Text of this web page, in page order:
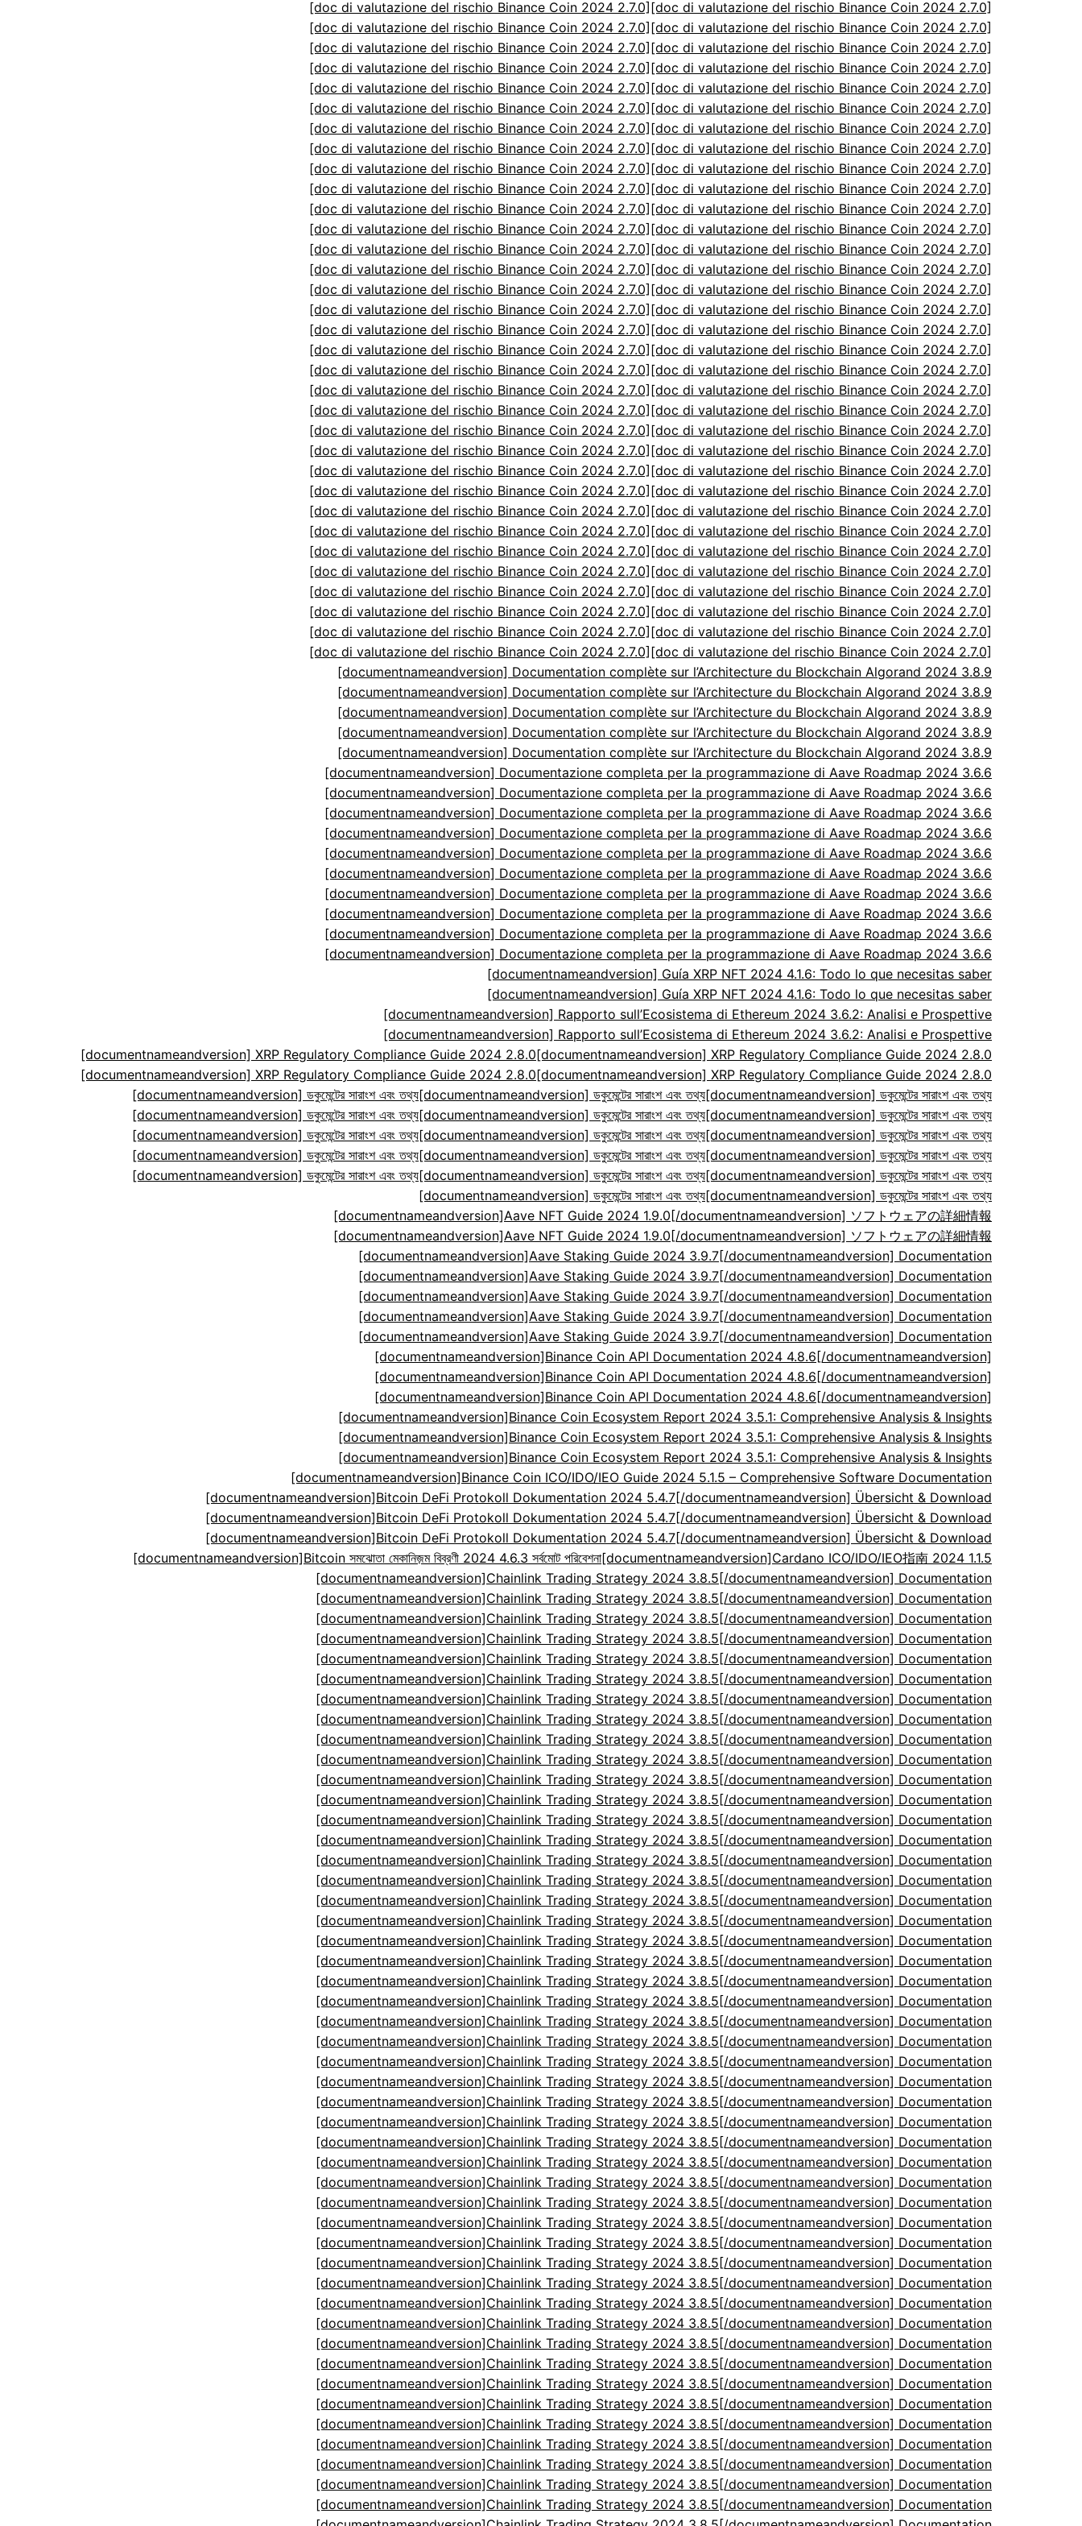
[doc di valutazione del rischio Binance Coin 2024 2.7.0] [doc di valutazione del rischio Binance Coin 2024 2.7.0]
[doc di valutazione del rischio Binance Coin 2024 2.7.0] [doc di valutazione del rischio Binance Coin 2024 2.7.0]
[doc di valutazione del rischio Binance Coin 2024 2.7.0] [doc di valutazione del rischio Binance Coin 2024 2.7.0]
[doc di valutazione del rischio Binance Coin 2024 2.7.0] [doc di valutazione del rischio Binance Coin 2024 2.7.0]
[doc di valutazione del rischio Binance Coin 2024 2.7.0] [doc di valutazione del rischio Binance Coin 2024 2.7.0]
[doc di valutazione del rischio Binance Coin 2024 2.7.0] [doc di valutazione del rischio Binance Coin 2024 2.7.0]
[doc di valutazione del rischio Binance Coin 2024 2.7.0] [doc di valutazione del rischio Binance Coin 2024 2.7.0]
[doc di valutazione del rischio Binance Coin 2024 2.7.0] [doc di valutazione del rischio Binance Coin 2024 2.7.0]
[doc di valutazione del rischio Binance Coin 2024 2.7.0] [doc di valutazione del rischio Binance Coin 2024 2.7.0]
[doc di valutazione del rischio Binance Coin 2024 2.7.0] [doc di valutazione del rischio Binance Coin 2024 2.7.0]
[doc di valutazione del rischio Binance Coin 2024 2.7.0] [doc di valutazione del rischio Binance Coin 2024 2.7.0]
[doc di valutazione del rischio Binance Coin 2024 2.7.0] [doc di valutazione del rischio Binance Coin 2024 2.7.0]
[doc di valutazione del rischio Binance Coin 2024 2.7.0] [doc di valutazione del rischio Binance Coin 2024 2.7.0]
[doc di valutazione del rischio Binance Coin 2024 2.7.0] [doc di valutazione del rischio Binance Coin 2024 2.7.0]
[doc di valutazione del rischio Binance Coin 2024 2.7.0] [doc di valutazione del rischio Binance Coin 2024 2.7.0]
[doc di valutazione del rischio Binance Coin 2024 2.7.0] [doc di valutazione del rischio Binance Coin 2024 2.7.0]
[doc di valutazione del rischio Binance Coin 2024 2.7.0] [doc di valutazione del rischio Binance Coin 2024 2.7.0]
[doc di valutazione del rischio Binance Coin 2024 2.7.0] [doc di valutazione del rischio Binance Coin 2024 2.7.0]
[doc di valutazione del rischio Binance Coin 2024 2.7.0] [doc di valutazione del rischio Binance Coin 2024 2.7.0]
[doc di valutazione del rischio Binance Coin 2024 2.7.0] [doc di valutazione del rischio Binance Coin 2024 2.7.0]
[doc di valutazione del rischio Binance Coin 2024 2.7.0] [doc di valutazione del rischio Binance Coin 2024 2.7.0]
[doc di valutazione del rischio Binance Coin 2024 2.7.0] [doc di valutazione del rischio Binance Coin 2024 2.7.0]
[doc di valutazione del rischio Binance Coin 2024 2.7.0] [doc di valutazione del rischio Binance Coin 2024 2.7.0]
[doc di valutazione del rischio Binance Coin 2024 2.7.0] [doc di valutazione del rischio Binance Coin 2024 2.7.0]
[doc di valutazione del rischio Binance Coin 2024 2.7.0] [doc di valutazione del rischio Binance Coin 2024 2.7.0]
[doc di valutazione del rischio Binance Coin 2024 2.7.0] [doc di valutazione del rischio Binance Coin 2024 2.7.0]
[doc di valutazione del rischio Binance Coin 2024 2.7.0] [doc di valutazione del rischio Binance Coin 2024 2.7.0]
[doc di valutazione del rischio Binance Coin 2024 2.7.0] [doc di valutazione del rischio Binance Coin 2024 2.7.0]
[doc di valutazione del rischio Binance Coin 2024 2.7.0] [doc di valutazione del rischio Binance Coin 2024 2.7.0]
[doc di valutazione del rischio Binance Coin 2024 2.7.0] [doc di valutazione del rischio Binance Coin 2024 2.7.0]
[doc di valutazione del rischio Binance Coin 2024 2.7.0] [doc di valutazione del rischio Binance Coin 2024 2.7.0]
[doc di valutazione del rischio Binance Coin 2024 2.7.0] [doc di valutazione del rischio Binance Coin 2024 2.7.0]
[doc di valutazione del rischio Binance Coin 2024 2.7.0] [doc di valutazione del rischio Binance Coin 2024 2.7.0]
[documentnameandversion] Documentation complète sur l’Architecture du Blockchain Algorand 2024 3.8.9
[documentnameandversion] Documentation complète sur l’Architecture du Blockchain Algorand 2024 3.8.9
[documentnameandversion] Documentation complète sur l’Architecture du Blockchain Algorand 2024 3.8.9
[documentnameandversion] Documentation complète sur l’Architecture du Blockchain Algorand 2024 3.8.9
[documentnameandversion] Documentation complète sur l’Architecture du Blockchain Algorand 2024 3.8.9
[documentnameandversion] Documentazione completa per la programmazione di Aave Roadmap 2024 3.6.6
[documentnameandversion] Documentazione completa per la programmazione di Aave Roadmap 2024 3.6.6
[documentnameandversion] Documentazione completa per la programmazione di Aave Roadmap 2024 3.6.6
[documentnameandversion] Documentazione completa per la programmazione di Aave Roadmap 2024 3.6.6
[documentnameandversion] Documentazione completa per la programmazione di Aave Roadmap 2024 3.6.6
[documentnameandversion] Documentazione completa per la programmazione di Aave Roadmap 2024 3.6.6
[documentnameandversion] Documentazione completa per la programmazione di Aave Roadmap 2024 3.6.6
[documentnameandversion] Documentazione completa per la programmazione di Aave Roadmap 2024 3.6.6
[documentnameandversion] Documentazione completa per la programmazione di Aave Roadmap 2024 3.6.6
[documentnameandversion] Documentazione completa per la programmazione di Aave Roadmap 2024 3.6.6
[documentnameandversion] Guía XRP NFT 2024 4.1.6: Todo lo que necesitas saber
[documentnameandversion] Guía XRP NFT 2024 4.1.6: Todo lo que necesitas saber
[documentnameandversion] Rapporto sull’Ecosistema di Ethereum 2024 3.6.2: Analisi e Prospettive
[documentnameandversion] Rapporto sull’Ecosistema di Ethereum 2024 3.6.2: Analisi e Prospettive
[documentnameandversion] XRP Regulatory Compliance Guide 2024 2.8.0[documentnameandversion] XRP Regulatory Compliance Guide 2024 2.8.0
[documentnameandversion] XRP Regulatory Compliance Guide 2024 2.8.0[documentnameandversion] XRP Regulatory Compliance Guide 2024 2.8.0
[documentnameandversion] ডকুমেন্টের সারাংশ এবং তথ্য[documentnameandversion] ডকুমেন্টের সারাংশ এবং তথ্য[documentnameandversion] ডকুমেন্টের সারাংশ এবং তথ্য
[documentnameandversion] ডকুমেন্টের সারাংশ এবং তথ্য[documentnameandversion] ডকুমেন্টের সারাংশ এবং তথ্য[documentnameandversion] ডকুমেন্টের সারাংশ এবং তথ্য
[documentnameandversion] ডকুমেন্টের সারাংশ এবং তথ্য[documentnameandversion] ডকুমেন্টের সারাংশ এবং তথ্য[documentnameandversion] ডকুমেন্টের সারাংশ এবং তথ্য
[documentnameandversion] ডকুমেন্টের সারাংশ এবং তথ্য[documentnameandversion] ডকুমেন্টের সারাংশ এবং তথ্য[documentnameandversion] ডকুমেন্টের সারাংশ এবং তথ্য
[documentnameandversion] ডকুমেন্টের সারাংশ এবং তথ্য[documentnameandversion] ডকুমেন্টের সারাংশ এবং তথ্য[documentnameandversion] ডকুমেন্টের সারাংশ এবং তথ্য
[documentnameandversion] ডকুমেন্টের সারাংশ এবং তথ্য[documentnameandversion] ডকুমেন্টের সারাংশ এবং তথ্য
[documentnameandversion]Aave NFT Guide 2024 1.9.0[/documentnameandversion] ソフトウェアの詳細情報
[documentnameandversion]Aave NFT Guide 2024 1.9.0[/documentnameandversion] ソフトウェアの詳細情報
[documentnameandversion]Aave Staking Guide 2024 3.9.7[/documentnameandversion] Documentation
[documentnameandversion]Aave Staking Guide 2024 3.9.7[/documentnameandversion] Documentation
[documentnameandversion]Aave Staking Guide 2024 3.9.7[/documentnameandversion] Documentation
[documentnameandversion]Aave Staking Guide 2024 3.9.7[/documentnameandversion] Documentation
[documentnameandversion]Aave Staking Guide 2024 3.9.7[/documentnameandversion] Documentation
[documentnameandversion]Binance Coin API Documentation 2024 4.8.6[/documentnameandversion]
[documentnameandversion]Binance Coin API Documentation 2024 4.8.6[/documentnameandversion]
[documentnameandversion]Binance Coin API Documentation 2024 4.8.6[/documentnameandversion]
[documentnameandversion]Binance Coin Ecosystem Report 2024 3.5.1: Comprehensive Analysis & Insights
[documentnameandversion]Binance Coin Ecosystem Report 2024 3.5.1: Comprehensive Analysis & Insights
[documentnameandversion]Binance Coin Ecosystem Report 2024 3.5.1: Comprehensive Analysis & Insights
[documentnameandversion]Binance Coin ICO/IDO/IEO Guide 2024 5.1.5 – Comprehensive Software Documentation
[documentnameandversion]Bitcoin DeFi Protokoll Dokumentation 2024 5.4.7[/documentnameandversion] Übersicht & Download
[documentnameandversion]Bitcoin DeFi Protokoll Dokumentation 2024 5.4.7[/documentnameandversion] Übersicht & Download
[documentnameandversion]Bitcoin DeFi Protokoll Dokumentation 2024 5.4.7[/documentnameandversion] Übersicht & Download
[documentnameandversion]Bitcoin সমঝোতা মেকানিজ়ম বিব্রণী 2024 4.6.3 সর্বমোট পরিবেশনা[documentnameandversion]Cardano ICO/IDO/IEO指南 2024 1.1.5
[documentnameandversion]Chainlink Trading Strategy 2024 3.8.5[/documentnameandversion] Documentation
[documentnameandversion]Chainlink Trading Strategy 2024 3.8.5[/documentnameandversion] Documentation
[documentnameandversion]Chainlink Trading Strategy 2024 3.8.5[/documentnameandversion] Documentation
[documentnameandversion]Chainlink Trading Strategy 2024 3.8.5[/documentnameandversion] Documentation
[documentnameandversion]Chainlink Trading Strategy 2024 3.8.5[/documentnameandversion] Documentation
[documentnameandversion]Chainlink Trading Strategy 2024 3.8.5[/documentnameandversion] Documentation
[documentnameandversion]Chainlink Trading Strategy 2024 3.8.5[/documentnameandversion] Documentation
[documentnameandversion]Chainlink Trading Strategy 2024 3.8.5[/documentnameandversion] Documentation
[documentnameandversion]Chainlink Trading Strategy 2024 3.8.5[/documentnameandversion] Documentation
[documentnameandversion]Chainlink Trading Strategy 2024 3.8.5[/documentnameandversion] Documentation
[documentnameandversion]Chainlink Trading Strategy 2024 3.8.5[/documentnameandversion] Documentation
[documentnameandversion]Chainlink Trading Strategy 2024 3.8.5[/documentnameandversion] Documentation
[documentnameandversion]Chainlink Trading Strategy 2024 3.8.5[/documentnameandversion] Documentation
[documentnameandversion]Chainlink Trading Strategy 2024 3.8.5[/documentnameandversion] Documentation
[documentnameandversion]Chainlink Trading Strategy 2024 3.8.5[/documentnameandversion] Documentation
[documentnameandversion]Chainlink Trading Strategy 2024 3.8.5[/documentnameandversion] Documentation
[documentnameandversion]Chainlink Trading Strategy 2024 3.8.5[/documentnameandversion] Documentation
[documentnameandversion]Chainlink Trading Strategy 2024 3.8.5[/documentnameandversion] Documentation
[documentnameandversion]Chainlink Trading Strategy 2024 3.8.5[/documentnameandversion] Documentation
[documentnameandversion]Chainlink Trading Strategy 2024 3.8.5[/documentnameandversion] Documentation
[documentnameandversion]Chainlink Trading Strategy 2024 3.8.5[/documentnameandversion] Documentation
[documentnameandversion]Chainlink Trading Strategy 2024 3.8.5[/documentnameandversion] Documentation
[documentnameandversion]Chainlink Trading Strategy 2024 3.8.5[/documentnameandversion] Documentation
[documentnameandversion]Chainlink Trading Strategy 2024 3.8.5[/documentnameandversion] Documentation
[documentnameandversion]Chainlink Trading Strategy 2024 3.8.5[/documentnameandversion] Documentation
[documentnameandversion]Chainlink Trading Strategy 2024 3.8.5[/documentnameandversion] Documentation
[documentnameandversion]Chainlink Trading Strategy 2024 3.8.5[/documentnameandversion] Documentation
[documentnameandversion]Chainlink Trading Strategy 2024 3.8.5[/documentnameandversion] Documentation
[documentnameandversion]Chainlink Trading Strategy 2024 3.8.5[/documentnameandversion] Documentation
[documentnameandversion]Chainlink Trading Strategy 2024 3.8.5[/documentnameandversion] Documentation
[documentnameandversion]Chainlink Trading Strategy 2024 3.8.5[/documentnameandversion] Documentation
[documentnameandversion]Chainlink Trading Strategy 2024 3.8.5[/documentnameandversion] Documentation
[documentnameandversion]Chainlink Trading Strategy 2024 3.8.5[/documentnameandversion] Documentation
[documentnameandversion]Chainlink Trading Strategy 2024 3.8.5[/documentnameandversion] Documentation
[documentnameandversion]Chainlink Trading Strategy 2024 3.8.5[/documentnameandversion] Documentation
[documentnameandversion]Chainlink Trading Strategy 2024 3.8.5[/documentnameandversion] Documentation
[documentnameandversion]Chainlink Trading Strategy 2024 3.8.5[/documentnameandversion] Documentation
[documentnameandversion]Chainlink Trading Strategy 2024 3.8.5[/documentnameandversion] Documentation
[documentnameandversion]Chainlink Trading Strategy 2024 3.8.5[/documentnameandversion] Documentation
[documentnameandversion]Chainlink Trading Strategy 2024 3.8.5[/documentnameandversion] Documentation
[documentnameandversion]Chainlink Trading Strategy 2024 3.8.5[/documentnameandversion] Documentation
[documentnameandversion]Chainlink Trading Strategy 2024 3.8.5[/documentnameandversion] Documentation
[documentnameandversion]Chainlink Trading Strategy 2024 3.8.5[/documentnameandversion] Documentation
[documentnameandversion]Chainlink Trading Strategy 2024 3.8.5[/documentnameandversion] Documentation
[documentnameandversion]Chainlink Trading Strategy 2024 3.8.5[/documentnameandversion] Documentation
[documentnameandversion]Chainlink Trading Strategy 2024 3.8.5[/documentnameandversion] Documentation
[documentnameandversion]Chainlink Trading Strategy 2024 3.8.5[/documentnameandversion] Documentation